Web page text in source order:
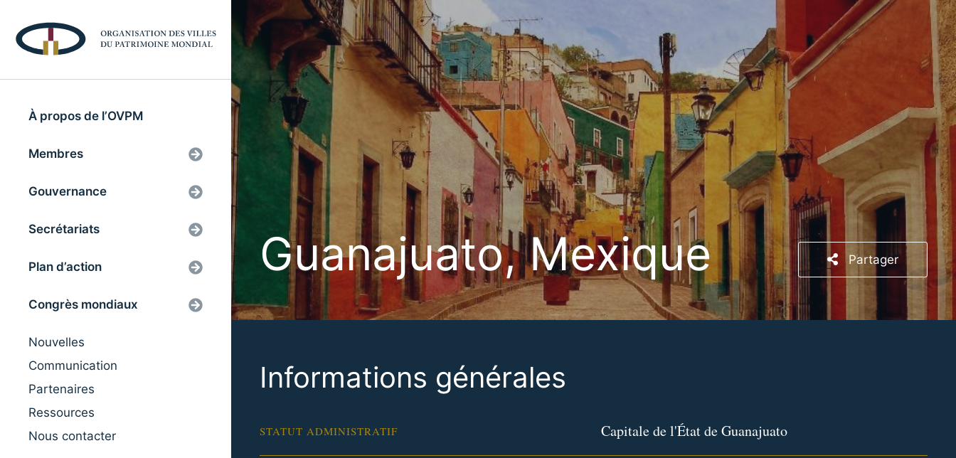
À propos de l’OVPM
Membres
Gouvernance
Secrétariats
Plan d’action
Congrès mondiaux
Nouvelles
Communication
Partenaires
Ressources
Nous contacter
Guanajuato, Mexique Partager
Informations générales
STATUT ADMINISTRATIF Capitale de l'État de Guanajuato